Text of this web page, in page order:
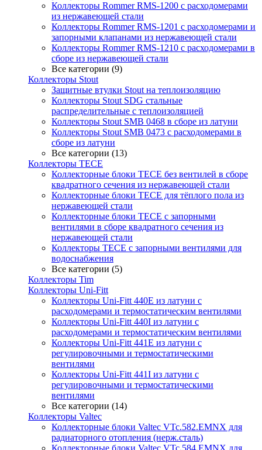
Коллекторы Rommer RMS-1200 с расходомерами
из нержавеющей стали
Коллекторы Rommer RMS-1201 с расходомерами и
запорными клапанами из нержавеющей стали
Коллекторы Rommer RMS-1210 с расходомерами в
сборе из нержавеющей стали
Все категории (9)
Коллекторы Stout
Защитные втулки Stout на теплоизоляцию
Коллекторы Stout SDG стальные
распределительные с теплоизоляцией
Коллекторы Stout SMB 0468 в сборе из латуни
Коллекторы Stout SMB 0473 с расходомерами в
сборе из латуни
Все категории (13)
Коллекторы TECE
Коллекторные блоки TECE без вентилей в сборе
квадратного сечения из нержавеющей стали
Коллекторные блоки TECE для тёплого пола из
нержавеющей стали
Коллекторные блоки TECE с запорными
вентилями в сборе квадратного сечения из
нержавеющей стали
Коллекторы TECE с запорными вентилями для
водоснабжения
Все категории (5)
Коллекторы Tim
Коллекторы Uni-Fitt
Коллекторы Uni-Fitt 440E из латуни с
расходомерами и термостатическим вентилями
Коллекторы Uni-Fitt 440I из латуни с
расходомерами и термостатическим вентилями
Коллекторы Uni-Fitt 441E из латуни с
регулировочными и термостатическими
вентилями
Коллекторы Uni-Fitt 441I из латуни с
регулировочными и термостатическими
вентилями
Все категории (14)
Коллекторы Valtec
Коллекторные блоки Valtec VTc.582.EMNX для
радиаторного отопления (нерж.сталь)
Коллекторные блоки Valtec VTc.584.EMNX для